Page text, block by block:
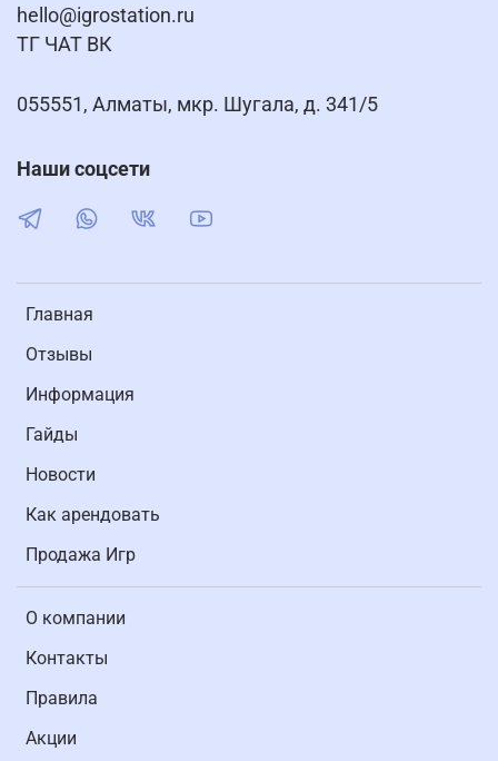
Главная
Отзывы
Информация
Гайды
Новости
Как арендовать
Продажа Игр
О компании
Контакты
Правила
Акции
hello@igrostation.ru
ТГ ЧАТ ВК
055551, Алматы, мкр. Шугала, д. 341/5
Наши соцсети